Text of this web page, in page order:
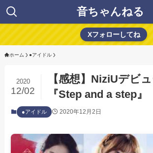
音ちゃんねる
Xフォローしてね
ホーム ●アイドル
【感想】NiziUデビ
『Step and a step』
2020
12/02
●アイドル 2020年12月2日